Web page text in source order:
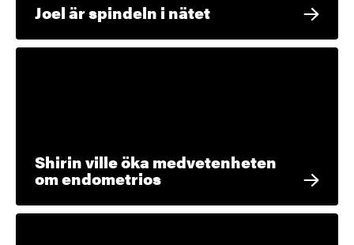
Joel är spindeln i nätet
Shirin ville öka medvetenheten
om endometrios